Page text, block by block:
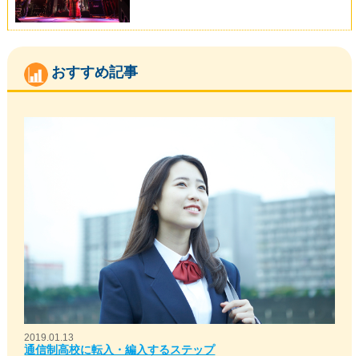
おすすめ記事
2019.01.13
通信制高校に転入・編入するステップ